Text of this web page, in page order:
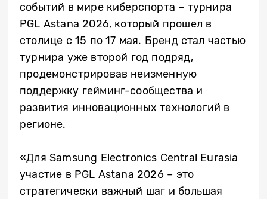
событий в мире киберспорта – турнира
PGL Astana 2026, который прошел в
столице с 15 по 17 мая. Бренд стал частью
турнира уже второй год подряд,
продемонстрировав неизменную
поддержку гейминг-сообщества и
развития инновационных технологий в
регионе.
«Для Samsung Electronics Central Eurasia
участие в PGL Astana 2026 – это
стратегически важный шаг и большая